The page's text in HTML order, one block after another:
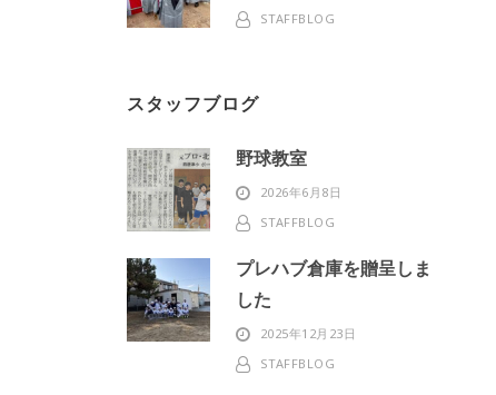
STAFFBLOG
スタッフブログ
野球教室
2026年6月8日
STAFFBLOG
プレハブ倉庫を贈呈しま
した
2025年12月23日
STAFFBLOG